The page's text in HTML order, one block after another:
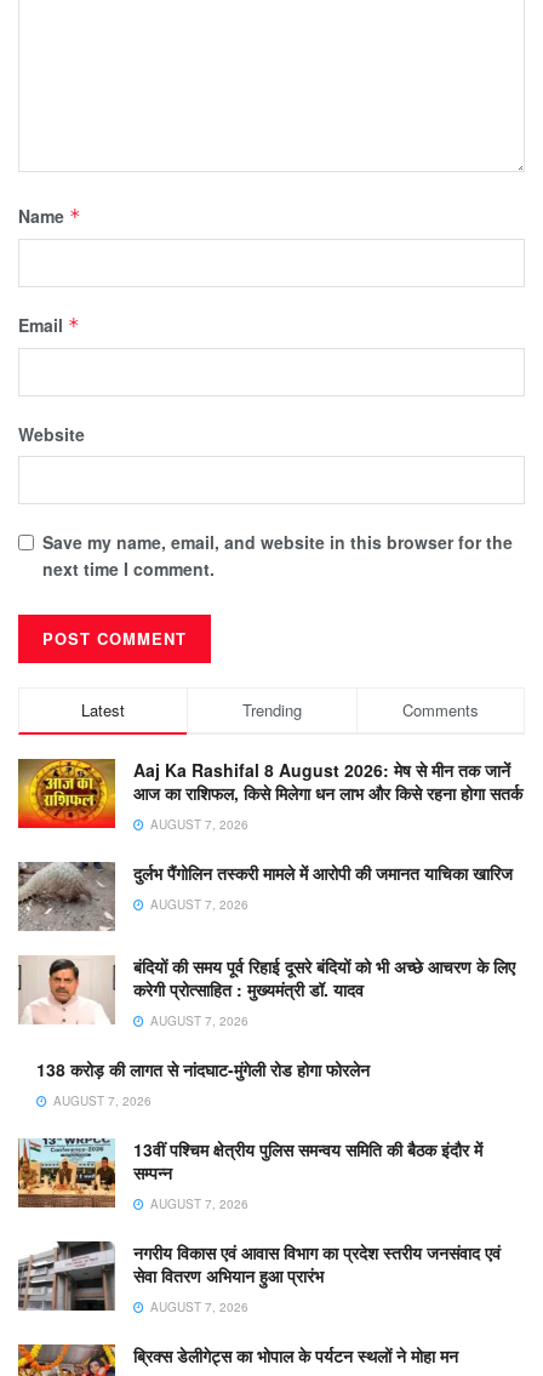
Name *
Email *
Website
Save my name, email, and website in this browser for the
next time I comment.
Latest Trending Comments
Aaj Ka Rashifal 8 August 2026: मेष से मीन तक जानें
आज का राशिफल, किसे मिलेगा धन लाभ और किसे रहना होगा सतर्क
AUGUST 7, 2026
दुर्लभ पैंगोलिन तस्करी मामले में आरोपी की जमानत याचिका खारिज
AUGUST 7, 2026
बंदियों की समय पूर्व रिहाई दूसरे बंदियों को भी अच्छे आचरण के लिए
करेगी प्रोत्साहित : मुख्यमंत्री डॉ. यादव
AUGUST 7, 2026
138 करोड़ की लागत से नांदघाट-मुंगेली रोड होगा फोरलेन
AUGUST 7, 2026
13वीं पश्चिम क्षेत्रीय पुलिस समन्वय समिति की बैठक इंदौर में
सम्पन्न
AUGUST 7, 2026
नगरीय विकास एवं आवास विभाग का प्रदेश स्तरीय जनसंवाद एवं
सेवा वितरण अभियान हुआ प्रारंभ
AUGUST 7, 2026
ब्रिक्स डेलीगेट्स का भोपाल के पर्यटन स्थलों ने मोहा मन